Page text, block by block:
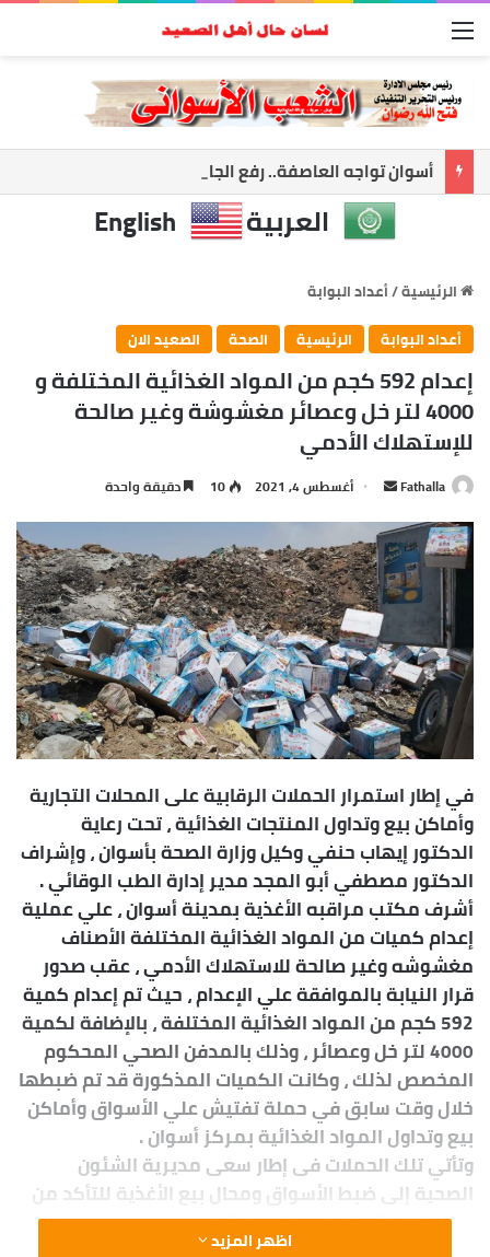
القائمة
العربية English
الرئيسية/أعداد البوابة
أعداد البوابة
الرئيسية الصحة الصعيد الان
إعدام 592 كجم من المواد الغذائية المختلفة و
4000 لتر خل وعصائر مغشوشة وغير صالحة
للإستهلاك الأدمي
Fathalla
أرسل
إلكترونيا
أغسطس 4, 2021 10 دقيقة واحدة
في إطار استمرار الحملات الرقابية على المحلات التجارية
وأماكن بيع وتداول المنتجات الغذائية ، تحت رعاية
الدكتور إيهاب حنفي وكيل وزارة الصحة بأسوان ، وإشراف
الدكتور مصطفي أبو المجد مدير إدارة الطب الوقائي .
أشرف مكتب مراقبه الأغذية بمدينة أسوان ، علي عملية
إعدام كميات من المواد الغذائية المختلفة الأصناف
مغشوشه وغير صالحة للاستهلاك الأدمي ، عقب صدور
قرار النيابة بالموافقة علي الإعدام ، حيث تم إعدام كمية
592 كجم من المواد الغذائية المختلفة ، بالإضافة لكمية
4000 لتر خل وعصائر ، وذلك بالمدفن الصحي المحكوم
المخصص لذلك ، وكانت الكميات المذكورة قد تم ضبطها
خلال وقت سابق في حملة تفتيش علي الأسواق وأماكن
بيع وتداول المواد الغذائية بمركز أسوان .
وتأتي تلك الحملات فى إطار سعى مديرية الشئون
الصحية إلى ضبط الأسواق ومحال بيع الأغذية للتأكد من
سلامة المنتج المقدم للمواطنين.
اظهر المزيد